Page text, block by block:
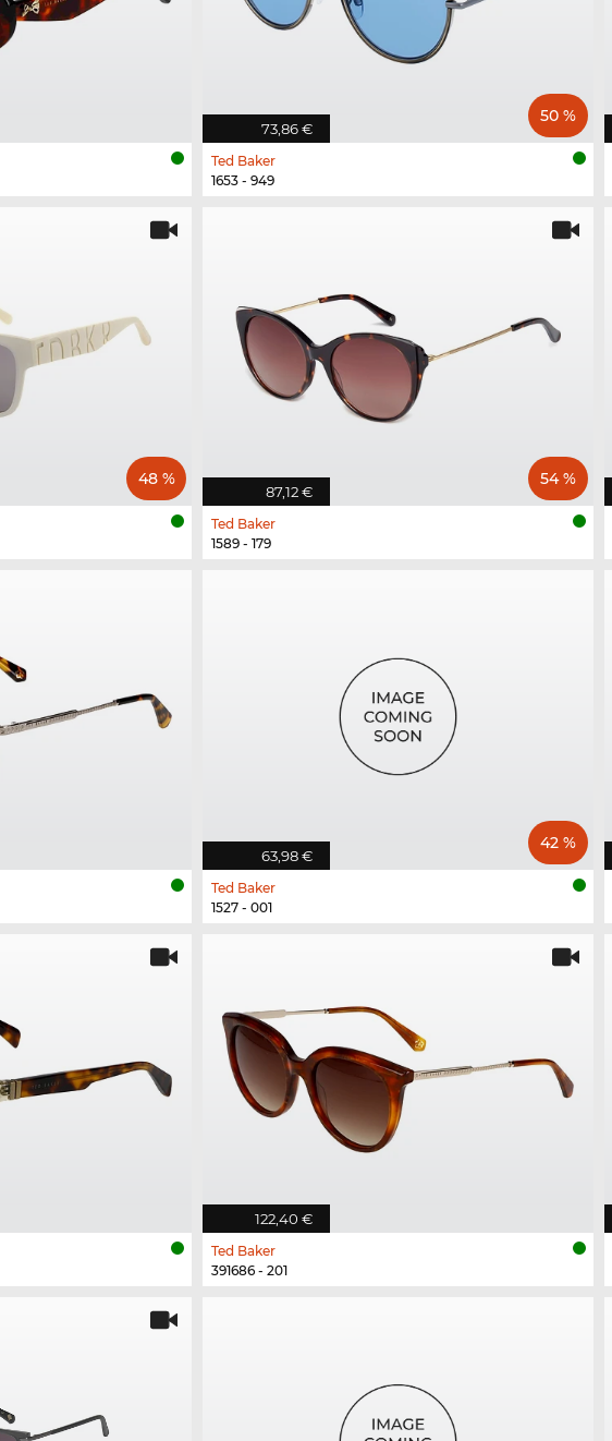
73,86 €
50 %
Ted Baker
1653 - 949
48 %
87,12 €
54 %
Ted Baker
1589 - 179
63,98 €
42 %
Ted Baker
1527 - 001
122,40 €
Ted Baker
391686 - 201